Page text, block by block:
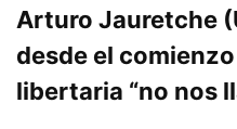
Arturo Jauretche
desde el
libertaria “no nos